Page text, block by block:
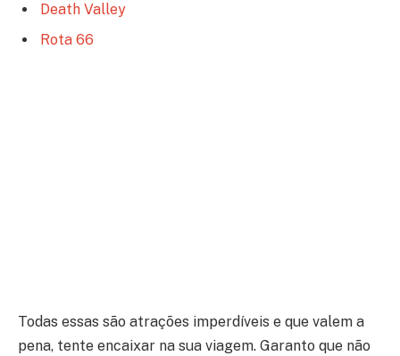
Death Valley
Rota 66
Todas essas são atrações imperdíveis e que valem a
pena, tente encaixar na sua viagem. Garanto que não